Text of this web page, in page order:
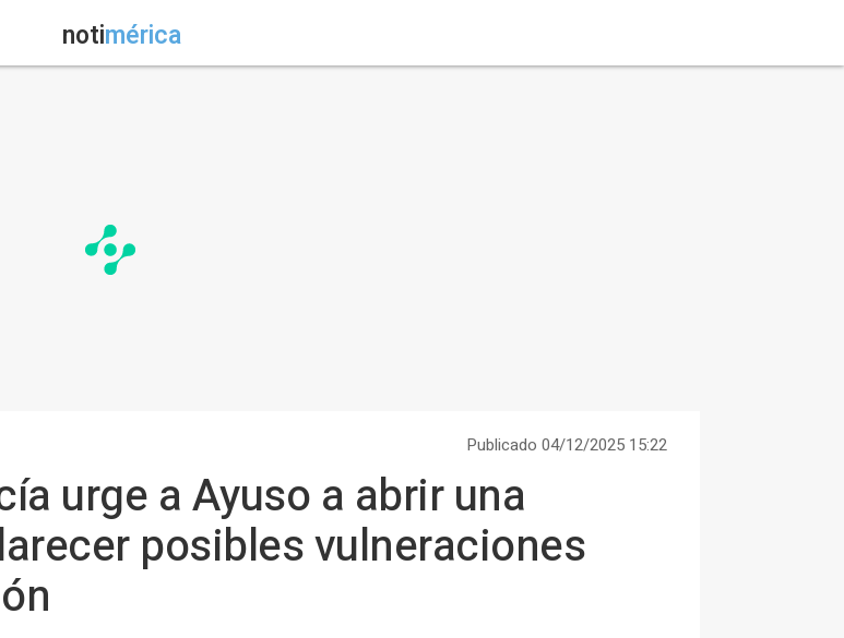
notimérica
Publicado 04/12/2025 15:22
urge a Ayuso a abrir una
posibles vulneraciones